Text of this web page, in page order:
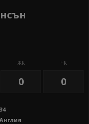
ЖК
0
ЧК
0
34
Англия